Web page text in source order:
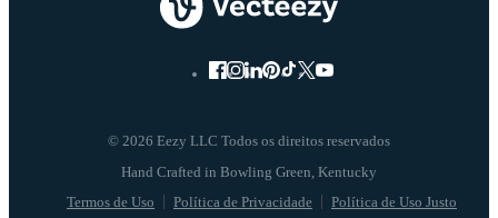
© 2026 Eezy LLC Todos os direitos reservados
Termos de Uso Política de Privacidade Política de Uso Justo